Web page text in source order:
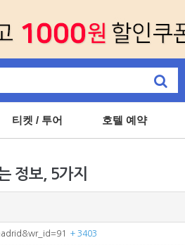
티켓 / 투어 호텔 예약
정보, 5가지
+ 3403